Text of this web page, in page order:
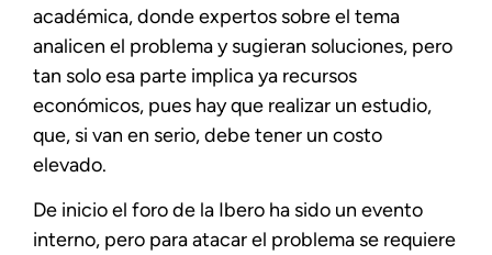
académica, donde expertos sobre el tema
analicen el problema y sugieran soluciones, pero
tan solo esa parte implica ya recursos
económicos, pues hay que realizar un estudio,
que, si van en serio, debe tener un costo
elevado.
De inicio el foro de la Ibero ha sido un evento
interno, pero para atacar el problema se requiere